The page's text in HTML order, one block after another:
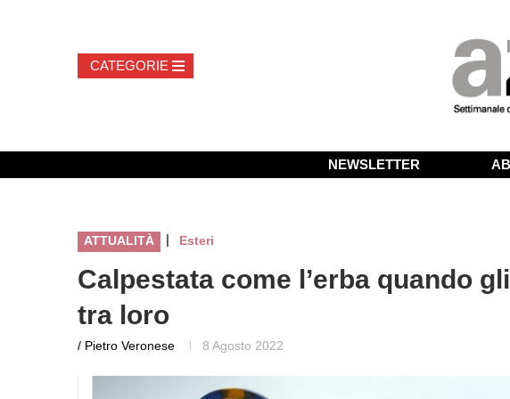
NEWSLETTER
ATTUALITÀ | Esteri
Calpestata come l’erba quando
tra loro
/ Pietro Veronese 8 Agosto 2022